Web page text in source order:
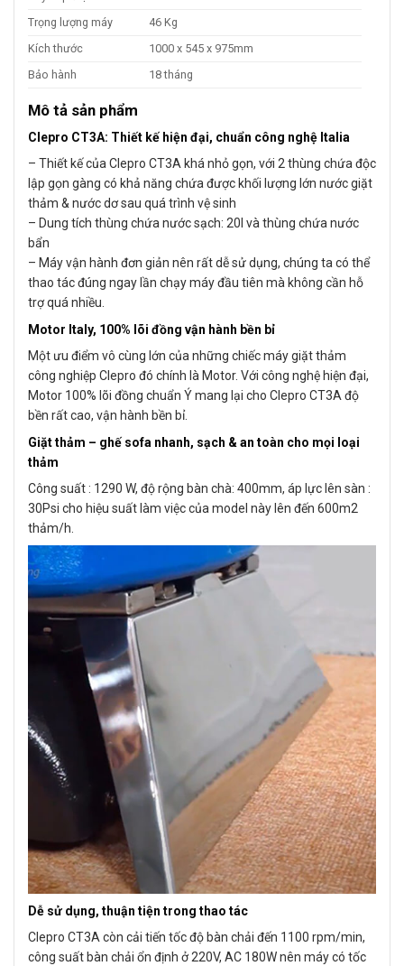
Trọng lượng máy
46 Kg
Kích thước
1000 x 545 x 975mm
Bảo hành
18 tháng
Mô tả sản phẩm
Clepro CT3A: Thiết kế hiện đại, chuẩn công nghệ Italia
– Thiết kế của Clepro CT3A khá nhỏ gọn, với 2 thùng chứa độc
lập gọn gàng có khả năng chứa được khối lượng lớn nước giặt
thảm & nước dơ sau quá trình vệ sinh
– Dung tích thùng chứa nước sạch: 20l và thùng chứa nước
bẩn
– Máy vận hành đơn giản nên rất dễ sử dụng, chúng ta có thể
thao tác đúng ngay lần chạy máy đầu tiên mà không cần hỗ
trợ quá nhiều.
Motor Italy, 100% lõi đồng vận hành bền bỉ
Một ưu điểm vô cùng lớn của những chiếc máy giặt thảm
công nghiệp Clepro đó chính là Motor. Với công nghệ hiện đại,
Motor 100% lõi đồng chuẩn Ý mang lại cho Clepro CT3A độ
bền rất cao, vận hành bền bỉ.
Giặt thảm – ghế sofa nhanh, sạch & an toàn cho mọi loại
thảm
Công suất : 1290 W, độ rộng bàn chà: 400mm, áp lực lên sàn :
30Psi cho hiệu suất làm việc của model này lên đến 600m2
thảm/h.
Dễ sử dụng, thuận tiện trong thao tác
Clepro CT3A còn cải tiến tốc độ bàn chải đến 1100 rpm/min,
công suất bàn chải ổn định ở 220V, AC 180W nên máy có tốc